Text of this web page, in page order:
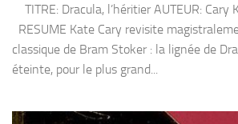
TITRE: Dracula, l’héritier AUTEUR: Cary
RESUME Kate Cary revisite
classique de Bram Stoker : la lignée de
éteinte, pour le plus grand...